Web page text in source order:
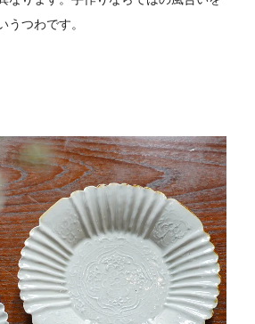
うつわです。